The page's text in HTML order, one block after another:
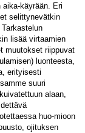
käyrään. Eri
selittynevätkin
lisää virtaamien
muutokset riippuvat
luonteesta,
erityisesti
suuri
alaan,
huo-mioon
ojituksen